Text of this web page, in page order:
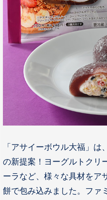
「アサイーボウル大福」
の新提案！ヨーグルトクリ
ーラなど、様々な具材をア
餅で包み込みました。ファ